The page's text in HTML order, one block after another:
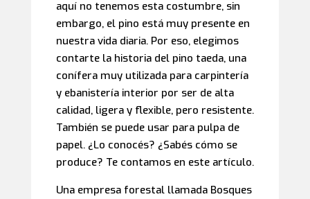
aquí no tenemos esta costumbre, sin
embargo, el pino está muy presente en
nuestra vida diaria. Por eso, elegimos
contarte la historia del pino taeda, una
conífera muy utilizada para carpintería
y ebanistería interior por ser de alta
calidad, ligera y flexible, pero resistente.
También se puede usar para pulpa de
papel. ¿Lo conocés? ¿Sabés cómo se
produce? Te contamos en este artículo.
Una empresa forestal llamada Bosques